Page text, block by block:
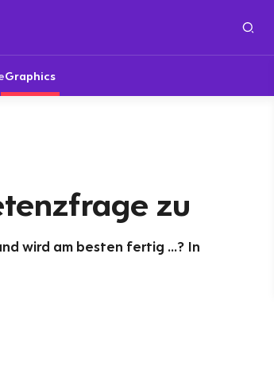
Graphics
zu
wird am besten fertig ...? In